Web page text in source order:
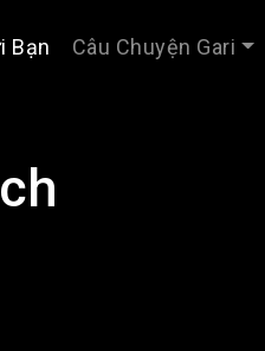
Bạn Câu Chuyện Gari